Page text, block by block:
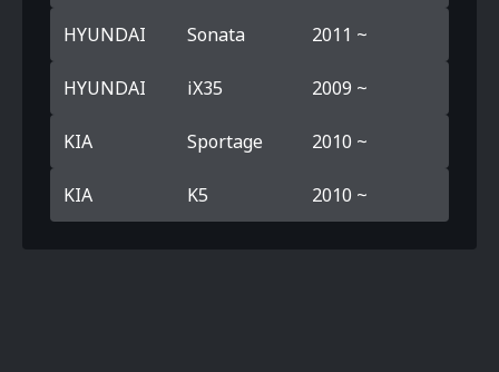
HYUNDAI Sonata 2011 ~
HYUNDAI iX35 2009 ~
KIA Sportage 2010 ~
KIA K5 2010 ~